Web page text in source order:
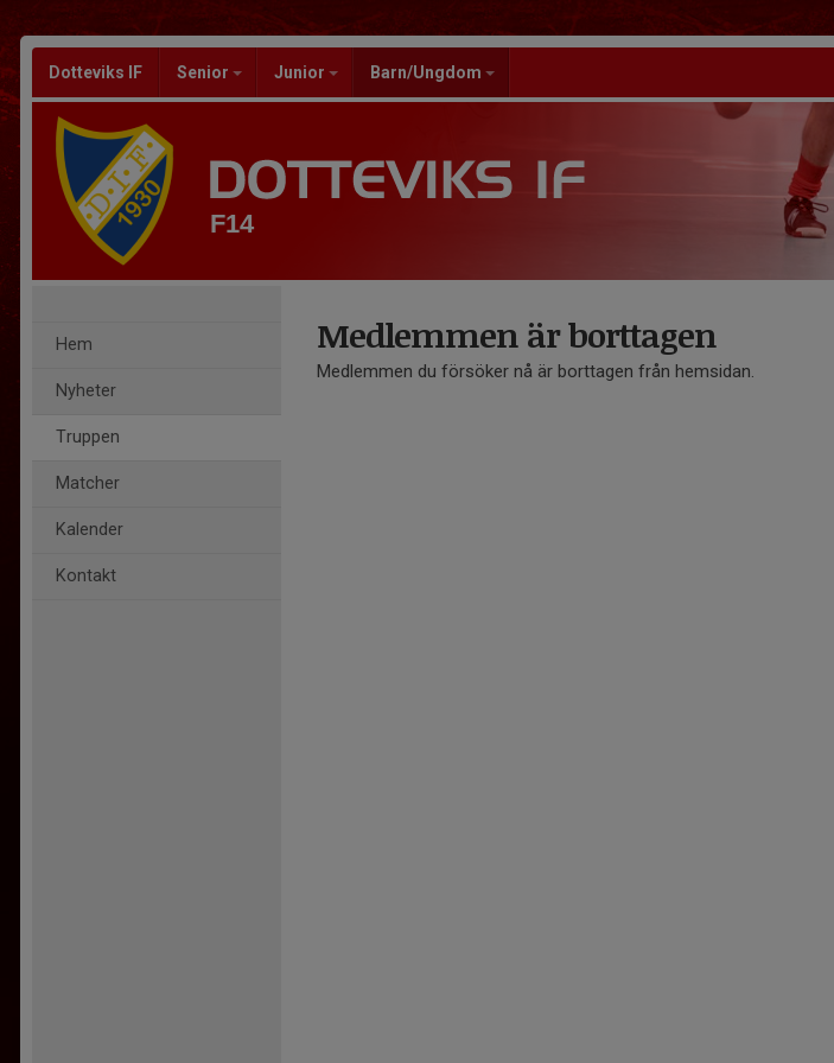
Dotteviks IF Senior Junior Barn/Ungdom
F14
Hem
Nyheter
Truppen
Matcher
Kalender
Kontakt
Medlemmen är borttagen
Medlemmen du försöker nå är borttagen från hemsidan.